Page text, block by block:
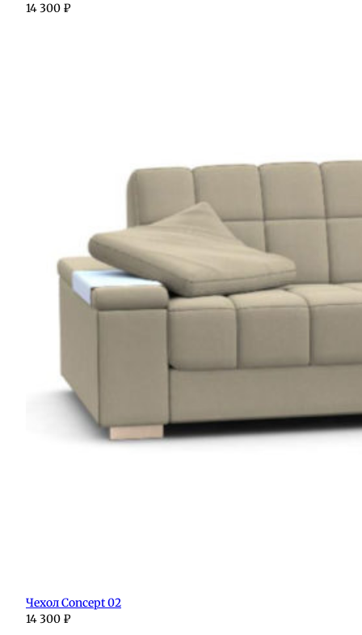
14 300 ₽
Чехол Concept 02
14 300 ₽